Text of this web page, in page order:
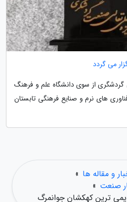
می گردد
گردشگری از سوی دانشگاه علم و فرهنگ
های نرم و صنایع فرهنگی تابستان
و مقاله ها »
صنعت »
ترین کهکشان جوانمرگ